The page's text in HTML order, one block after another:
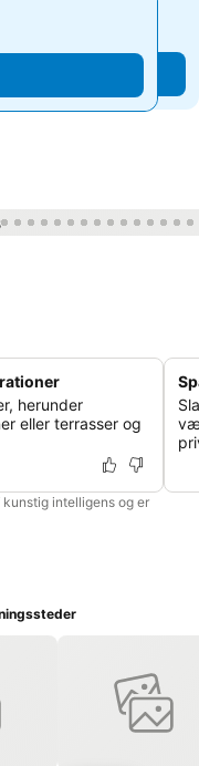
herunder
eller terrasser og
intelligens og er